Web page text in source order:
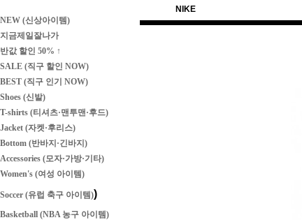
NEW (신상아이템)
지금제일잘나가
반값 할인 50% ↑
SALE (직구 할인 NOW)
BEST (직구 인기 NOW)
Shoes (신발)
T-shirts (티셔츠·맨투맨·후드)
Jacket (자켓·후리스)
Bottom (반바지·긴바지)
Accessories (모자·가방·기타)
Women's (여성 아이템)
Soccer (유럽 축구 아이템))
Basketball (NBA 농구 아이템)
NIKE